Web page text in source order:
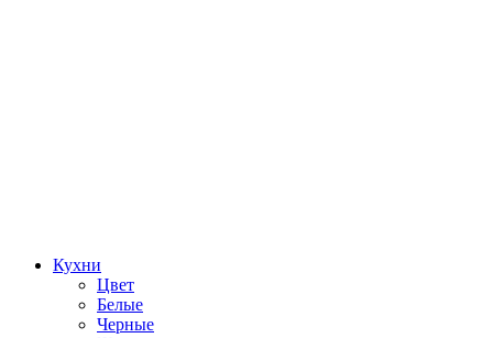
Кухни
Цвет
Белые
Черные